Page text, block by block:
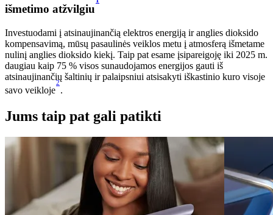
išmetimo atžvilgiu
Investuodami į atsinaujinančią elektros energiją ir anglies dioksido
kompensavimą, mūsų pasaulinės veiklos metu į atmosferą išmetame
nulinį anglies dioksido kiekį. Taip pat esame įsipareigoję iki 2025 m.
daugiau kaip 75 % visos sunaudojamos energijos gauti iš
atsinaujinančių šaltinių ir palaipsniui atsisakyti iškastinio kuro visoje
savo veikloje
2
.
Jums taip pat gali patikti